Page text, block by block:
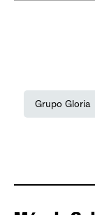
Grupo Gloria